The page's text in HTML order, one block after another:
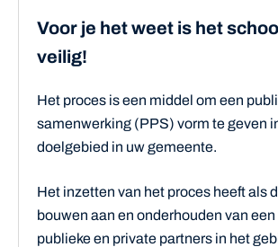
Voor je het weet is het
veilig!
Het proces is een middel om een
samenwerking (PPS) vorm te geven
doelgebied in uw gemeente.
Het inzetten van het proces heeft als
bouwen aan en onderhouden van
publieke en private partners in het